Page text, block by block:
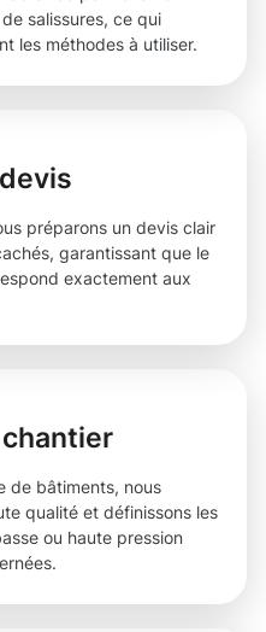
salissures, ce qui
les méthodes à utiliser.
préparons un devis clair
garantissant que le
exactement aux
de bâtiments, nous
qualité et définissons les
ou haute pression